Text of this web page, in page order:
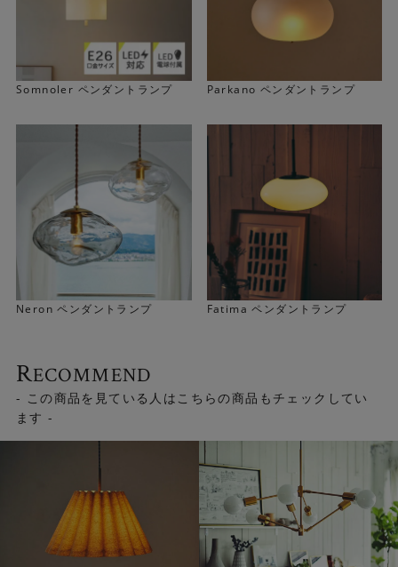
Somnoler ペンダントランプ Parkano ペンダントランプ
Neron ペンダントランプ Fatima ペンダントランプ
RECOMMEND
- この商品を見ている人はこちらの商品もチェックしてい
ます -